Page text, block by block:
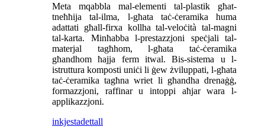
Meta mqabbla mal-elementi tal-plastik għat-
tneħħija tal-ilma, l-għata taċ-ċeramika huma
adattati għall-firxa kollha tal-veloċità tal-magni
tal-karta. Minħabba l-prestazzjoni speċjali tal-
materjal tagħhom, l-għata taċ-ċeramika
għandhom ħajja ferm itwal. Bis-sistema u l-
istruttura komposti uniċi li ġew żviluppati, l-għata
taċ-ċeramika tagħna wriet li għandha drenaġġ,
formazzjoni, raffinar u intoppi aħjar wara l-
applikazzjoni.
inkjestadettall